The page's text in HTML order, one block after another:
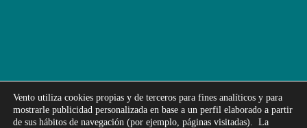
Vento utiliza cookies propias y de terceros para fines analíticos y para
mostrarle publicidad personalizada en base a un perfil elaborado a partir
de sus hábitos de navegación (por ejemplo, páginas visitadas). La